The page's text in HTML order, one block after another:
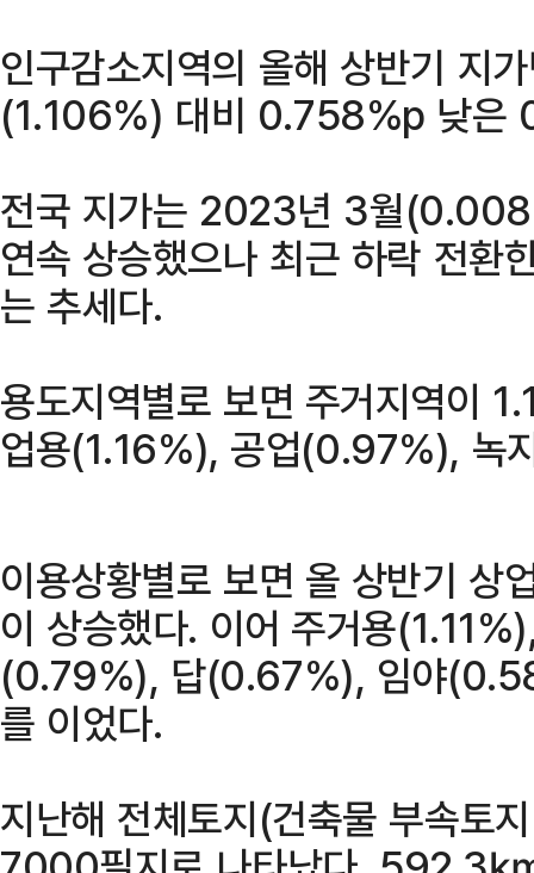
인구감소지역의 올해 상반기 지
(1.106%) 대비 0.758%p 낮은
전국 지가는 2023년 3월
연속 상승했으나 최근 하락 전환
는 추세다.
용도지역별로 보면 주거지역이
업용(1.16%), 공업(0.97%), 녹
이용상황별로 보면 올 상반기 상
이 상승했다. 이어 주거용
(0.79%), 답(0.67%), 임야
를 이었다.
지난해 전체토지(건축물 부속토